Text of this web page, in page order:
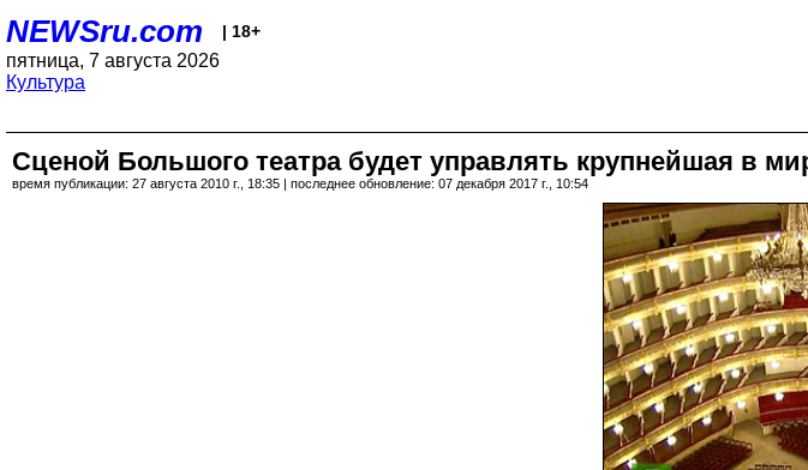
NEWSru.com | 18+
пятница, 7 августа 2026
Культура
Сценой Большого театра будет управлять крупнейшая в
время публикации: 27 августа 2010 г., 18:35 | последнее обновление: 07 декабря 2017 г., 10:54